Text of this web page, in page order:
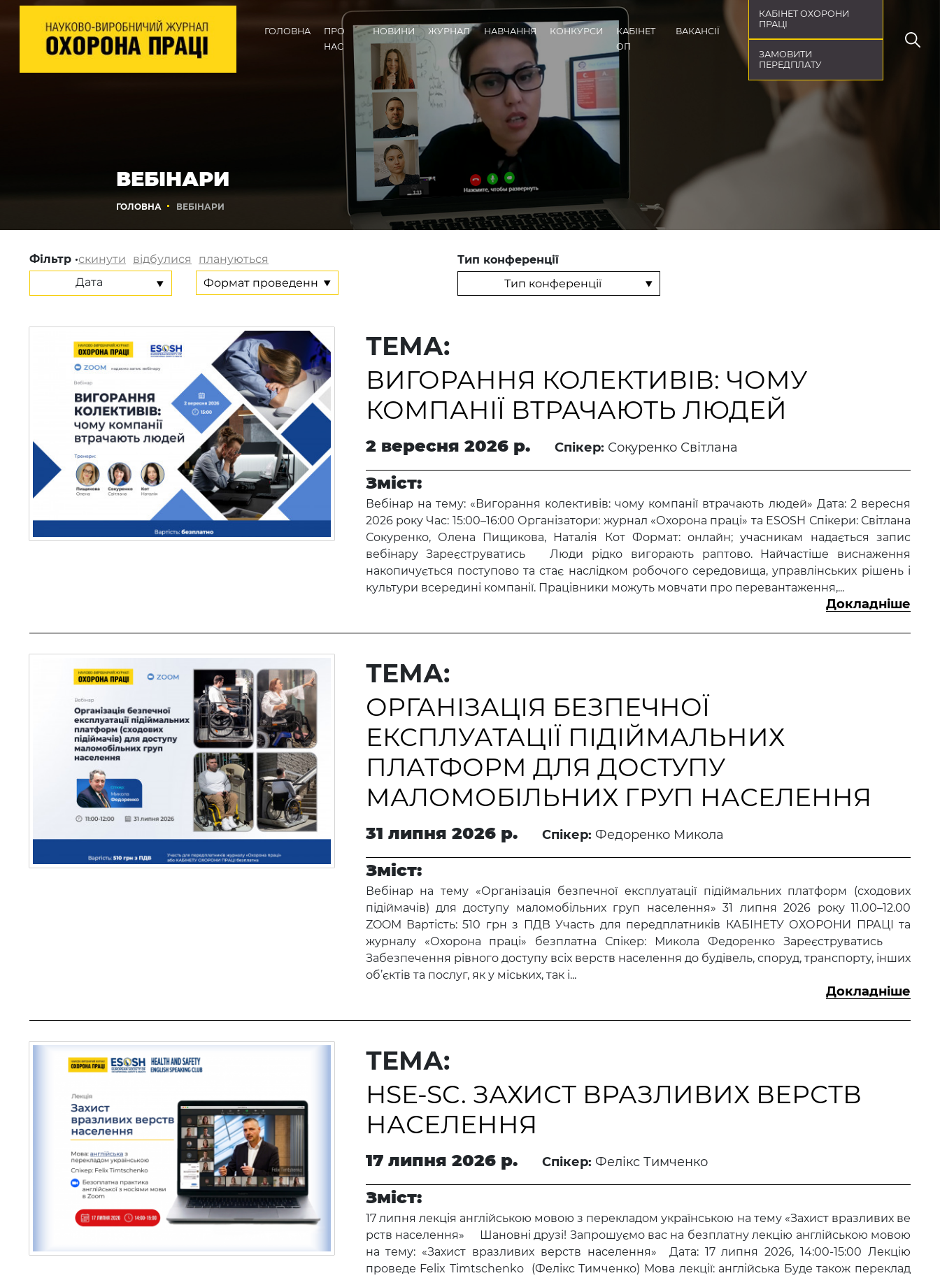
ГОЛОВНА
ПРО
НАС
НОВИНИ ЖУРНАЛ НАВЧАННЯ КОНКУРСИ
КАБІНЕТ
ОП
ВАКАНСІЇ
КАБІНЕТ ОХОРОНИ
ПРАЦІ
ЗАМОВИТИ
ПЕРЕДПЛАТУ
ВЕБІНАРИ
ГОЛОВНА ВЕБІНАРИ
Фільтр ·скинути відбулися
плануються
Дата
Тип конференції
ТЕМА:
ВИГОРАННЯ КОЛЕКТИВІВ: ЧОМУ
КОМПАНІЇ ВТРАЧАЮТЬ ЛЮДЕЙ
2 вересня 2026 р. Спікер: Сокуренко Світлана
Зміст:
Вебінар на тему: «Вигорання колективів: чому компанії втрачають людей» Дата: 2 вересня
2026 року Час: 15:00–16:00 Організатори: журнал «Охорона праці» та ESOSH Спікери: Світлана
Сокуренко, Олена Пищикова, Наталія Кот Формат: онлайн; учасникам надається запис
вебінару Зареєструватись Люди рідко вигорають раптово. Найчастіше виснаження
накопичується поступово та стає наслідком робочого середовища, управлінських рішень і
культури всередині компанії. Працівники можуть мовчати про перевантаження,...
Докладніше
ТЕМА:
ОРГАНІЗАЦІЯ БЕЗПЕЧНОЇ
ЕКСПЛУАТАЦІЇ ПІДІЙМАЛЬНИХ
ПЛАТФОРМ ДЛЯ ДОСТУПУ
МАЛОМОБІЛЬНИХ ГРУП НАСЕЛЕННЯ
31 липня 2026 р. Спікер: Федоренко Микола
Зміст:
Вебінар на тему «Організація безпечної експлуатації підіймальних платформ (сходових
підіймачів) для доступу маломобільних груп населення» 31 липня 2026 року 11.00–12.00
ZOOM Вартість: 510 грн з ПДВ Участь для передплатників КАБІНЕТУ ОХОРОНИ ПРАЦІ та
журналу «Охорона праці» безплатна Спікер: Микола Федоренко Зареєструватись
Забезпечення рівного доступу всіх верств населення до будівель, споруд, транспорту, інших
об’єктів та послуг, як у міських, так і...
Докладніше
ТЕМА:
HSE-SC. ЗАХИСТ ВРАЗЛИВИХ ВЕРСТВ
НАСЕЛЕННЯ
17 липня 2026 р. Спікер: Фелікс Тимченко
Зміст:
17 липня лекція англійською мовою з перекладом українською на тему «Захист вразливих ве​
рств населення» Шановні друзі! Запрошуємо вас на безплатну лекцію англійською мовою
на тему: «Захист вразливих ве​рств населення» Дата: 17 липня 2026, 14:00-15:00 Лекцію
проведе Felix Timtschenko (Фелікс Тимченко) Мова лекції: англійська Буде також переклад